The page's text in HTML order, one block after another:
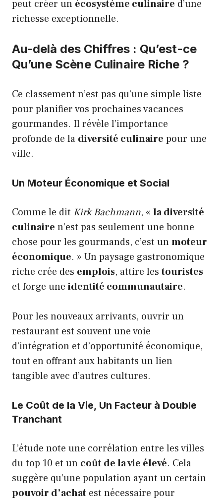
peut créer un écosystème culinaire d’une
richesse exceptionnelle.
Au-delà des Chiffres : Qu’est-ce
Qu’une Scène Culinaire Riche ?
Ce classement n’est pas qu’une simple liste
pour planifier vos prochaines vacances
gourmandes. Il révèle l’importance
profonde de la diversité culinaire pour une
ville.
Un Moteur Économique et Social
Comme le dit Kirk Bachmann, « la diversité
culinaire n’est pas seulement une bonne
chose pour les gourmands, c’est unmoteur
économique. » Un paysage gastronomique
riche crée des emplois, attire lestouristes
et forge une identité communautaire.
Pour les nouveaux arrivants, ouvrir un
restaurant est souvent une voie
d’intégration et d’opportunité économique,
tout en offrant aux habitants un lien
tangible avec d’autres cultures.
Le Coût de la Vie, Un Facteur à Double
Tranchant
L’étude note une corrélation entre les villes
du top 10 et un coût de la vie élevé. Cela
suggère qu’une population ayant un certain
pouvoir d’achat est nécessaire pour